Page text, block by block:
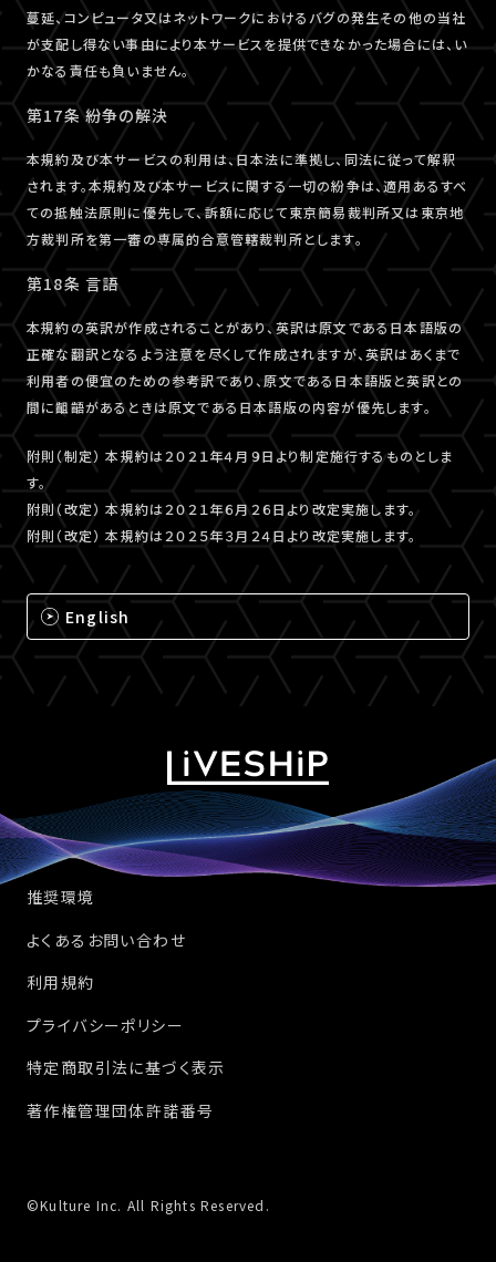
蔓延、コンピュータ又はネットワークにおけるバグの発生その他の当社
が支配し得ない事由により本サービスを提供できなかった場合には、い
かなる責任も負いません。
第17条 紛争の解決
本規約及び本サービスの利用は、日本法に準拠し、同法に従って解釈
されます。本規約及び本サービスに関する一切の紛争は、適用あるすべ
ての抵触法原則に優先して、訴額に応じて東京簡易裁判所又は東京地
方裁判所を第一審の専属的合意管轄裁判所とします。
第18条 言語
本規約の英訳が作成されることがあり、英訳は原文である日本語版の
正確な翻訳となるよう注意を尽くして作成されますが、英訳はあくまで
利用者の便宜のための参考訳であり、原文である日本語版と英訳との
間に齟齬があるときは原文である日本語版の内容が優先します。
附則（制定） 本規約は２０２１年４月９日より制定施行するものとしま
す。
附則（改定） 本規約は２０２１年６月２６日より改定実施します。
附則（改定） 本規約は２０２５年３月２４日より改定実施します。
English
推奨環境
よくあるお問い合わせ
利用規約
プライバシーポリシー
特定商取引法に基づく表示
著作権管理団体許諾番号
©Kulture Inc. All Rights Reserved.